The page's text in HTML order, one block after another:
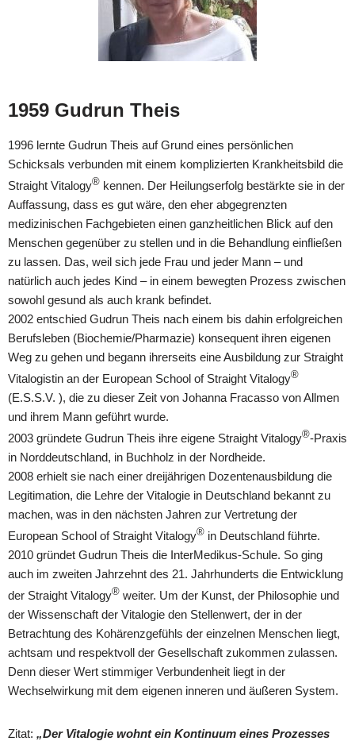
1959 Gudrun Theis
1996 lernte Gudrun Theis auf Grund eines persönlichen
Schicksals verbunden mit einem komplizierten Krankheitsbild die
Straight Vitalogy® kennen. Der Heilungserfolg bestärkte sie in der
Auffassung, dass es gut wäre, den eher abgegrenzten
medizinischen Fachgebieten einen ganzheitlichen Blick auf den
Menschen gegenüber zu stellen und in die Behandlung einfließen
zu lassen. Das, weil sich jede Frau und jeder Mann – und
natürlich auch jedes Kind – in einem bewegten Prozess zwischen
sowohl gesund als auch krank befindet.
2002 entschied Gudrun Theis nach einem bis dahin erfolgreichen
Berufsleben (Biochemie/Pharmazie) konsequent ihren eigenen
Weg zu gehen und begann ihrerseits eine Ausbildung zur Straight
Vitalogistin an der European School of Straight Vitalogy®
(E.S.S.V. ), die zu dieser Zeit von Johanna Fracasso von Allmen
und ihrem Mann geführt wurde.
2003 gründete Gudrun Theis ihre eigene Straight Vitalogy®-Praxis
in Norddeutschland, in Buchholz in der Nordheide.
2008 erhielt sie nach einer dreijährigen Dozentenausbildung die
Legitimation, die Lehre der Vitalogie in Deutschland bekannt zu
machen, was in den nächsten Jahren zur Vertretung der
European School of Straight Vitalogy® in Deutschland führte.
2010 gründet Gudrun Theis die InterMedikus-Schule. So ging
auch im zweiten Jahrzehnt des 21. Jahrhunderts die Entwicklung
der Straight Vitalogy® weiter. Um der Kunst, der Philosophie und
der Wissenschaft der Vitalogie den Stellenwert, der in der
Betrachtung des Kohärenzgefühls der einzelnen Menschen liegt,
achtsam und respektvoll der Gesellschaft zukommen zulassen.
Denn dieser Wert stimmiger Verbundenheit liegt in der
Wechselwirkung mit dem eigenen inneren und äußeren System.
Zitat: „Der Vitalogie wohnt ein Kontinuum eines Prozesses